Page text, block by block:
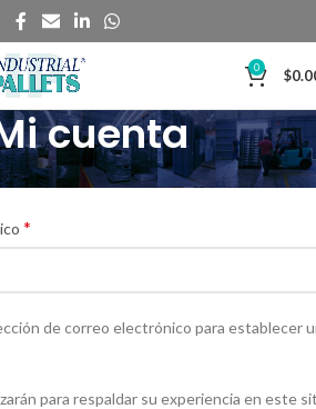
0 $
cuenta
*
de correo electrónico para establecer
para respaldar su experiencia en este